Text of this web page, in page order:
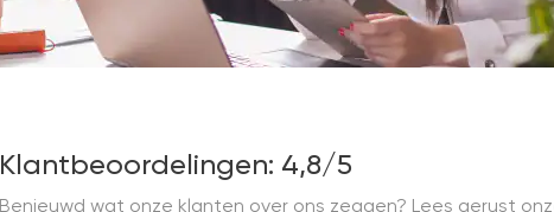
Klantbeoordelingen: 4,8/5
Benieuwd wat onze klanten over ons zeggen? Lees gerust